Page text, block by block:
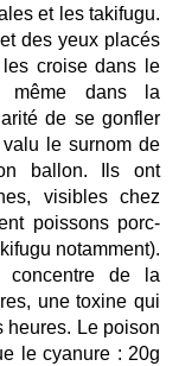
et les takifugu.
des yeux placés
croise dans le
même dans la
de se gonfler
le surnom de
ballon. Ils ont
visibles chez
poissons porc-
notamment).
de la
une toxine qui
heures. Le poison
le cyanure : 20g